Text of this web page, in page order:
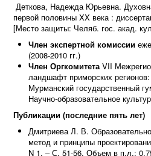
Деткова, Надежда Юрьевна.
первой половины XX века :
[Место защиты: Челяб. гос. акад.
Член экспертной комиссии
(2008-2010 гг.)
Член ОргкомитетаVII
ландшафт приморских
Мурманский государственный
Научно-образовательное
Публикации (последние пять лет)
Дмитриева Л. В.
метод и принципы
N 1. – С. 51-56. Объем в п.л.: